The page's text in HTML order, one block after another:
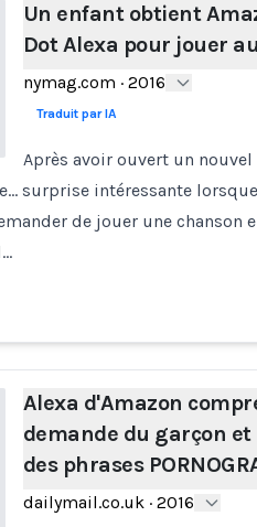
Un enfant obtient
Dot Alexa pour jouer
nymag.com · 2016
Traduit par IA
Après avoir ouvert un
surprise intéressante
de jouer une chanson
Alexa d'Amazon
demande du garçon et
des phrases
dailymail.co.uk· 2016